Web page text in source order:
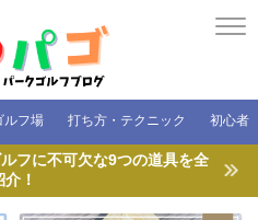
ルフ場 打ち方・テクニック 初心者
フに不可欠な9つの道具を全
介！